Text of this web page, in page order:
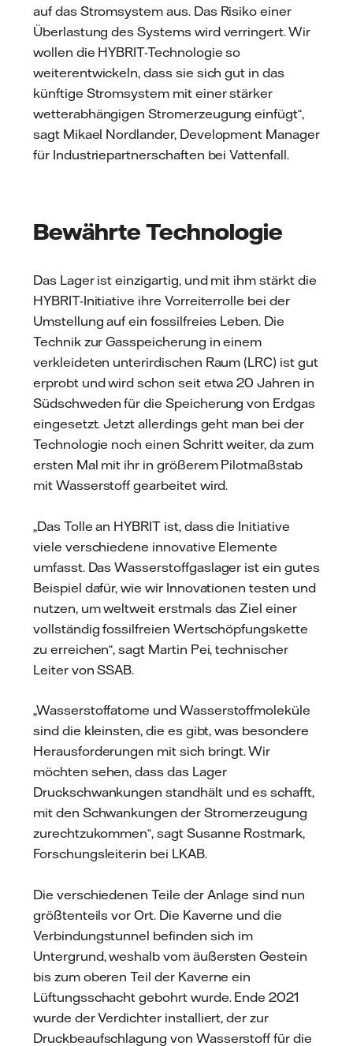
auf das Stromsystem aus. Das Risiko einer
Überlastung des Systems wird verringert. Wir
wollen die HYBRIT-Technologie so
weiterentwickeln, dass sie sich gut in das
künftige Stromsystem mit einer stärker
wetterabhängigen Stromerzeugung einfügt“,
sagt Mikael Nordlander, Development Manager
für Industriepartnerschaften bei Vattenfall.
Bewährte Technologie
Das Lager ist einzigartig, und mit ihm stärkt die
HYBRIT-Initiative ihre Vorreiterrolle bei der
Umstellung auf ein fossilfreies Leben. Die
Technik zur Gasspeicherung in einem
verkleideten unterirdischen Raum (LRC) ist gut
erprobt und wird schon seit etwa 20 Jahren in
Südschweden für die Speicherung von Erdgas
eingesetzt. Jetzt allerdings geht man bei der
Technologie noch einen Schritt weiter, da zum
ersten Mal mit ihr in größerem Pilotmaßstab
mit Wasserstoff gearbeitet wird.
„Das Tolle an HYBRIT ist, dass die Initiative
viele verschiedene innovative Elemente
umfasst. Das Wasserstoffgaslager ist ein gutes
Beispiel dafür, wie wir Innovationen testen und
nutzen, um weltweit erstmals das Ziel einer
vollständig fossilfreien Wertschöpfungskette
zu erreichen“, sagt Martin Pei, technischer
Leiter von SSAB.
„Wasserstoffatome und Wasserstoffmoleküle
sind die kleinsten, die es gibt, was besondere
Herausforderungen mit sich bringt. Wir
möchten sehen, dass das Lager
Druckschwankungen standhält und es schafft,
mit den Schwankungen der Stromerzeugung
zurechtzukommen“, sagt Susanne Rostmark,
Forschungsleiterin bei LKAB.
Die verschiedenen Teile der Anlage sind nun
größtenteils vor Ort. Die Kaverne und die
Verbindungstunnel befinden sich im
Untergrund, weshalb vom äußersten Gestein
bis zum oberen Teil der Kaverne ein
Lüftungsschacht gebohrt wurde. Ende 2021
wurde der Verdichter installiert, der zur
Druckbeaufschlagung von Wasserstoff für die